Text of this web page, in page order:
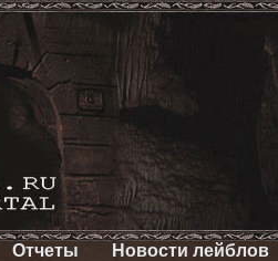
Отчеты Новости лейблов